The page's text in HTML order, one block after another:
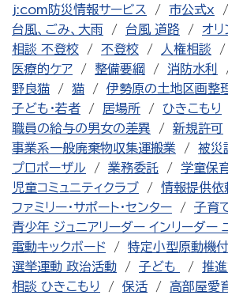
j:com防災情報サービス
市公式x
台風、ごみ、大雨
台風 道路
オリ
相談 不登校
不登校 人権相談
医療的ケア
整備要綱 消防水利
野良猫
猫
伊勢原の土地区画整
子ども・若者
居場所
ひきこもり
職員の給与の男女の差異
新規許可
事業系一般廃棄物収集運搬業
被災
プロポーザル
業務委託
学童保
児童コミュニティクラブ
情報提供依
ファミリー・サポート・センター
子育
青少年 ジュニアリーダー インリーダー
電動キックボード
特定小型原動機
選挙運動 政治活動
子ども
推
相談 ひきこもり
保活
高部屋愛